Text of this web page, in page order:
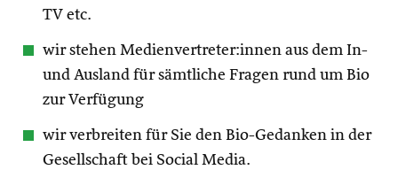
TV etc.
wir stehen Medienvertreter:innen aus dem In-
und Ausland für sämtliche Fragen rund um Bio
zur Verfügung
wir verbreiten für Sie den Bio-Gedanken in der
Gesellschaft bei Social Media.